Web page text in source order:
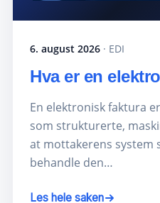
6. august 2026 · EDI
Hva er en
En elektronisk faktura
som strukturerte,
at mottakerens system
behandle den…
Les hele saken